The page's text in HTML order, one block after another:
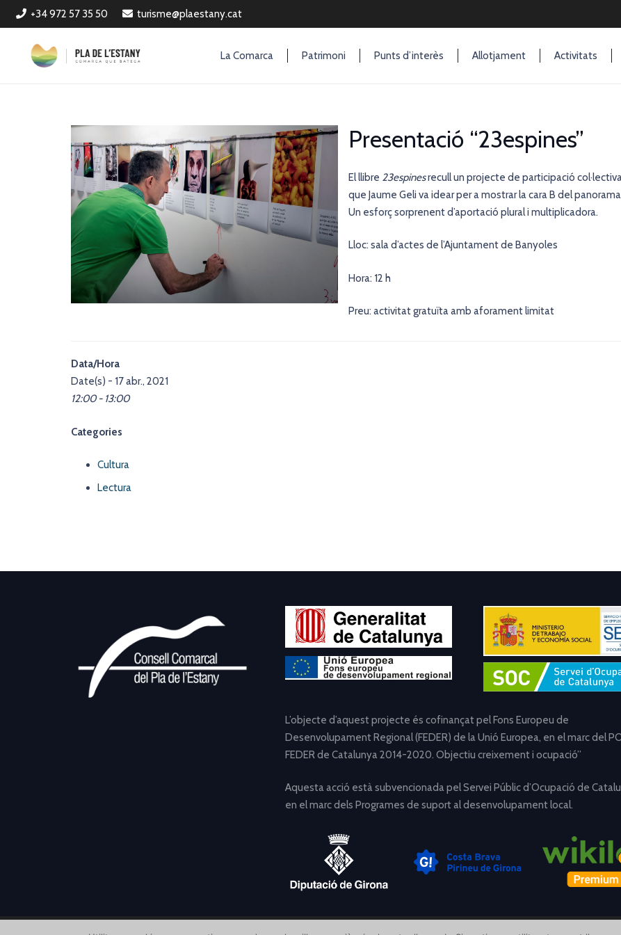
+34 972 57 35 50 turisme@plaestany.cat
La Comarca Patrimoni Punts d’interès Allotjament Activitats
Presentació “23espines”
El llibre 23espinesrecull un projecte de participació
que Jaume Geli va idear per a mostrar la cara B del
Un esforç sorprenent d’aportació plural i multiplicadora.
Lloc: sala d’actes de l’Ajuntament de Banyoles
Hora: 12 h
Preu: activitat gratuïta amb aforament limitat
Data/Hora
Date(s) - 17 abr., 2021
12:00 - 13:00
Categories
Cultura
Lectura
L’objecte d’aquest projecte és cofinançat pel Fons Europeu de
Desenvolupament Regional (FEDER) de la Unió Europea, en el marc del
FEDER de Catalunya 2014-2020. Objectiu creixement i ocupació”
Aquesta acció està subvencionada pel Servei Públic d’Ocupació de
en el marc dels Programes de suport al desenvolupament local.